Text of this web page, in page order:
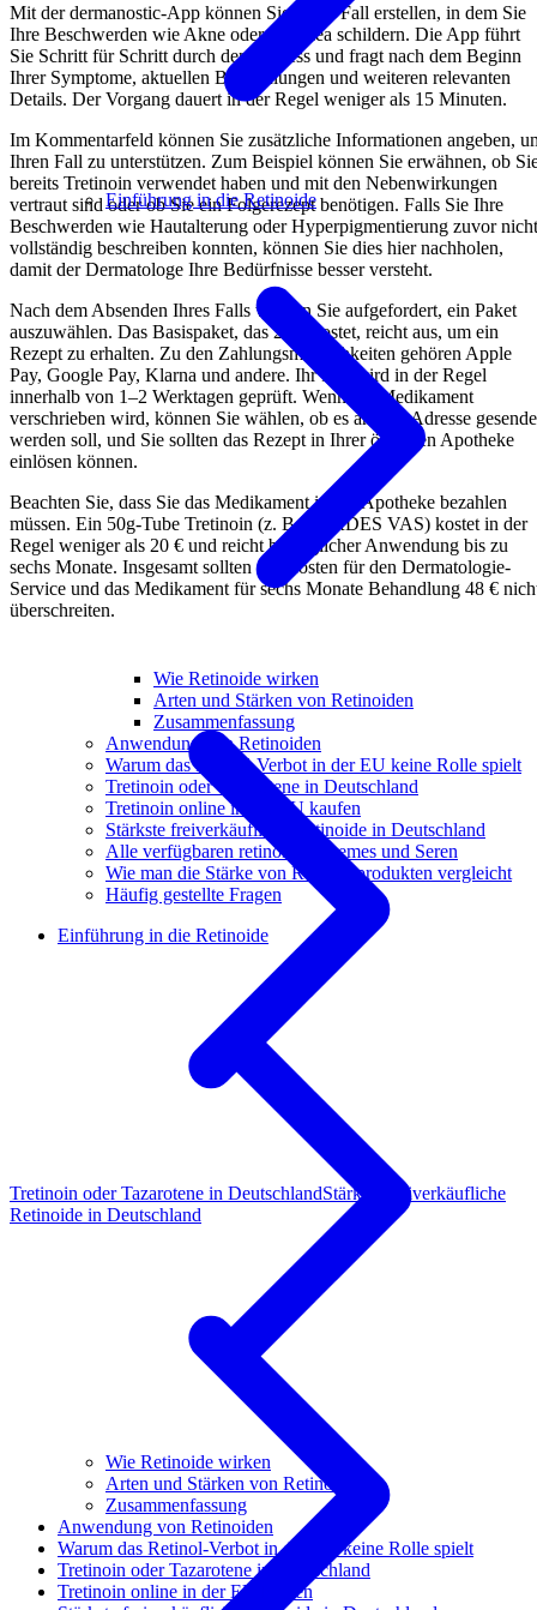
Einführung in die Retinoide
Wie Retinoide wirken
Arten und Stärken von Retinoiden
Zusammenfassung
Anwendung von Retinoiden
Warum das Retinol-Verbot in der EU keine Rolle spielt
Tretinoin oder Tazarotene in Deutschland
Tretinoin online in der EU kaufen
Stärkste freiverkäufliche Retinoide in Deutschland
Alle verfügbaren retinoiden Cremes und Seren
Wie man die Stärke von Retinoidprodukten vergleicht
Häufig gestellte Fragen
Einführung in die Retinoide
Wie Retinoide wirken
Arten und Stärken von Retinoiden
Zusammenfassung
Anwendung von Retinoiden
Warum das Retinol-Verbot in der EU keine Rolle spielt
Tretinoin oder Tazarotene in Deutschland
Tretinoin online in der EU kaufen
Mit der dermanostic-App können Sie einen Fall erstellen, in dem Sie
Ihre Beschwerden wie Akne oder Rosazea schildern. Die App führt
Sie Schritt für Schritt durch den Prozess und fragt nach dem Beginn
Ihrer Symptome, aktuellen Behandlungen und weiteren relevanten
Details. Der Vorgang dauert in der Regel weniger als 15 Minuten.
Im Kommentarfeld können Sie zusätzliche Informationen angeben,
Ihren Fall zu unterstützen. Zum Beispiel können Sie erwähnen, ob
bereits Tretinoin verwendet haben und mit den Nebenwirkungen
vertraut sind oder ob Sie ein Folgerezept benötigen. Falls Sie Ihre
Beschwerden wie Hautalterung oder Hyperpigmentierung zuvor nicht
vollständig beschreiben konnten, können Sie dies hier nachholen,
damit der Dermatologe Ihre Bedürfnisse besser versteht.
Nach dem Absenden Ihres Falls werden Sie aufgefordert, ein Paket
auszuwählen. Das Basispaket, das 28 € kostet, reicht aus, um ein
Rezept zu erhalten. Zu den Zahlungsmöglichkeiten gehören Apple
Pay, Google Pay, Klarna und andere. Ihr Fall wird in der Regel
innerhalb von 1–2 Werktagen geprüft. Wenn ein Medikament
verschrieben wird, können Sie wählen, ob es an Ihre Adresse
werden soll, und Sie sollten das Rezept in Ihrer örtlichen Apotheke
einlösen können.
Beachten Sie, dass Sie das Medikament in der Apotheke bezahlen
müssen. Ein 50g-Tube Tretinoin (z. B. CORDES VAS) kostet in der
Regel weniger als 20 € und reicht bei täglicher Anwendung bis zu
sechs Monate. Insgesamt sollten die Kosten für den Dermatologie-
Service und das Medikament für sechs Monate Behandlung 48 €
überschreiten.
Tretinoin oder Tazarotene in DeutschlandStärkste freiverkäufliche
Retinoide in Deutschland